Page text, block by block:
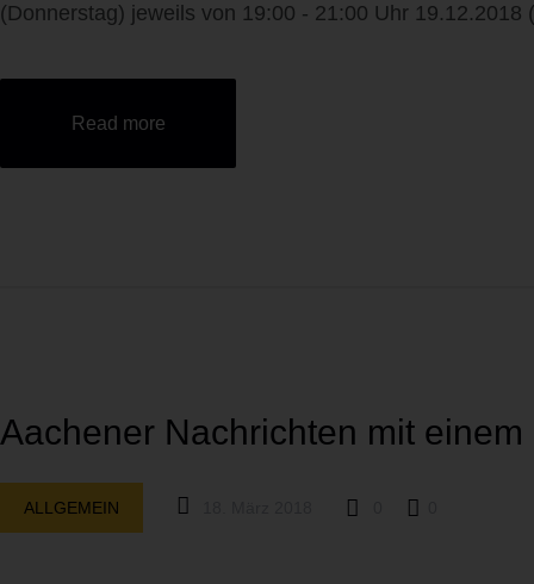
(Donnerstag) jeweils von 19:00 - 21:00 Uhr
Read more
Aachener Nachrichten mit
ALLGEMEIN